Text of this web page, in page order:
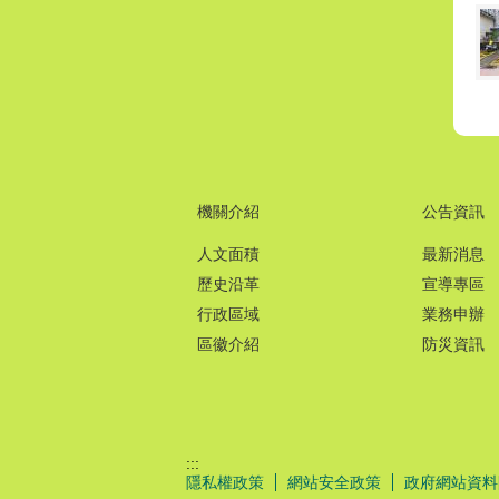
機關介紹
人文面積
歷史沿革
行政區域
區徽介紹
公告資訊
最新消息
宣導專區
業務申辦
防災資訊
:::
隱私權政策
網站安全政策 政府網站資